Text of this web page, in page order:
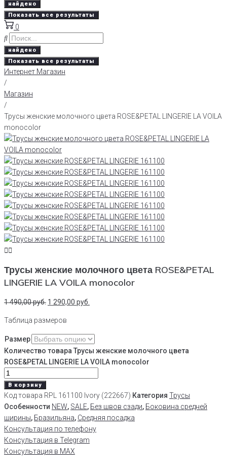
найдено
Показать все результаты
0
найдено
Показать все результаты
Интернет Магазин
/
Магазин
/
Трусы женские молочного цвета ROSE&PETAL LINGERIE LA VOILA
monocolor
Трусы женские молочного цвета ROSE&PETAL
LINGERIE LA VOILA monocolor
1 490,00руб. 1 290,00 руб.
Таблица размеров
Размер
Количество товара Трусы женские молочного цвета
ROSE&PETAL LINGERIE LA VOILA monocolor
В корзину
Код товара RPL 161100 Ivory (222667) Категория Трусы
Особенности NEW, SALE, Без швов сзади, Боковина средней
ширины, Бразильяна, Средняя посадка
Консультация по телефону
Консультация в Telegram
Консультация в MAX